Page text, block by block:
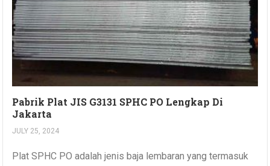
Pabrik Plat JIS G3131 SPHC PO Lengkap Di
Jakarta
JULY 25, 2024
Plat SPHC PO adalah jenis baja lembaran yang termasuk